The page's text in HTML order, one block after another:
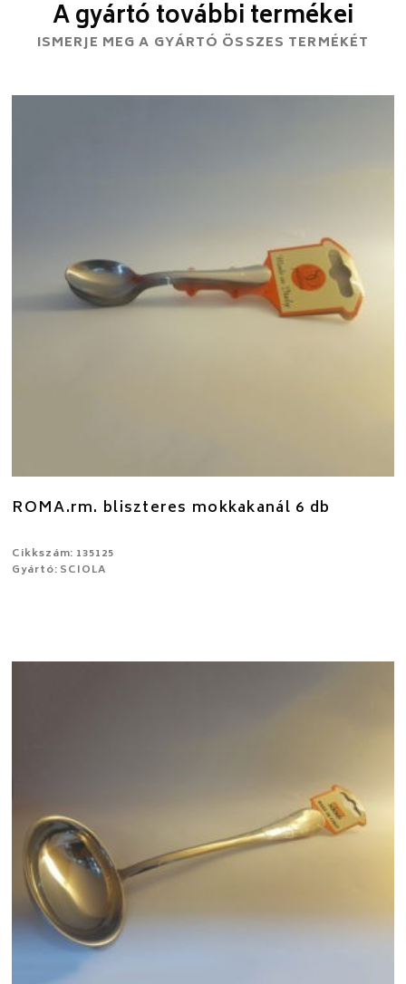
A gyártó további termékei
ISMERJE MEG A GYÁRTÓ ÖSSZES TERMÉKÉT
ROMA.rm. bliszteres mokkakanál 6 db
Cikkszám: 135125
Gyártó: SCIOLA